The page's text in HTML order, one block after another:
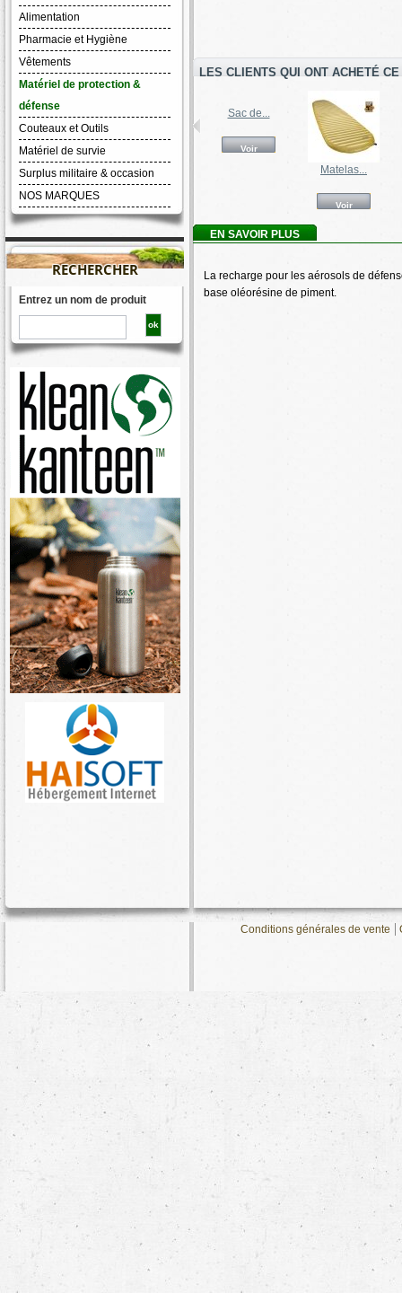
Alimentation
Pharmacie et Hygiène
Vêtements
Matériel de protection &
défense
Couteaux et Outils
Matériel de survie
Surplus militaire & occasion
NOS MARQUES
RECHERCHER
Entrez un nom de produit
LES CLIENTS QUI ONT ACHETÉ
Sac de...
Voir
Matelas...
Voir
EN SAVOIR PLUS
La recharge pour les aérosols de
base oléorésine de piment.
Conditions générales de vente